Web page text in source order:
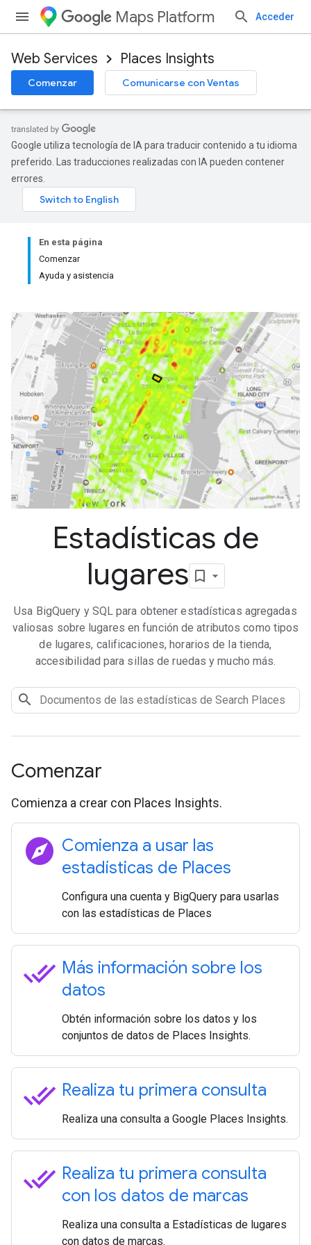
Maps Platform Acceder
Web Services Places Insights
Comenzar Comunicarse con Ventas
Google utiliza tecnología de IA para traducir contenido a tu idioma
preferido. Las traducciones realizadas con IA pueden contener
errores.
En esta página
Comenzar
Ayuda y asistencia
Estadísticas de
lugares
Usa BigQuery y SQL para obtener estadísticas agregadas
valiosas sobre lugares en función de atributos como tipos
de lugares, calificaciones, horarios de la tienda,
accesibilidad para sillas de ruedas y mucho más.
Comenzar
Comienza a crear con Places Insights.
explore Comienza a usar las
estadísticas de Places
Configura una cuenta y BigQuery para usarlas
con las estadísticas de Places
done_all Más información sobre los
datos
Obtén información sobre los datos y los
conjuntos de datos de Places Insights.
done_all Realiza tu primera consulta
Realiza una consulta a Google Places Insights.
done_all Realiza tu primera consulta
con los datos de marcas
Realiza una consulta a Estadísticas de lugares
con datos de marcas.